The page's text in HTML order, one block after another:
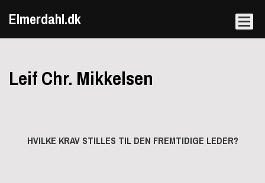
Elmerdahl.dk
Leif Chr. Mikkelsen
HVILKE KRAV STILLES TIL DEN FREMTIDIGE LEDER?